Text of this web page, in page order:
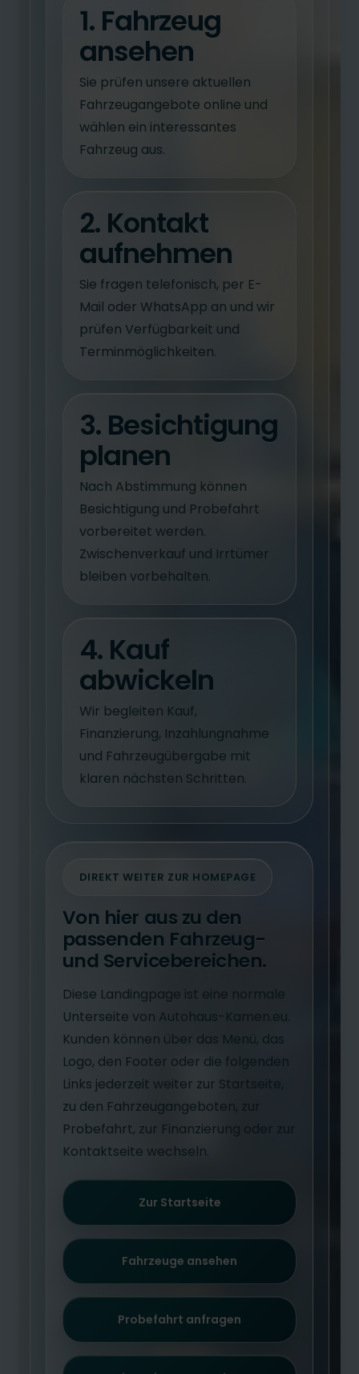
1. Fahrzeug
ansehen
Sie prüfen unsere aktuellen
Fahrzeugangebote online und
wählen ein interessantes
Fahrzeug aus.
2. Kontakt
aufnehmen
Sie fragen telefonisch, per E-
Mail oder WhatsApp an und wir
prüfen Verfügbarkeit und
Terminmöglichkeiten.
3. Besichtigung
planen
Nach Abstimmung können
Besichtigung und Probefahrt
vorbereitet werden.
Zwischenverkauf und Irrtümer
bleiben vorbehalten.
4. Kauf
abwickeln
Wir begleiten Kauf,
Finanzierung, Inzahlungnahme
und Fahrzeugübergabe mit
klaren nächsten Schritten.
DIREKT WEITER ZUR HOMEPAGE
Von hier aus zu den
passenden Fahrzeug-
und Servicebereichen.
Diese Landingpage ist eine normale
Unterseite von Autohaus-Kamen.eu.
Kunden können über das Menü, das
Logo, den Footer oder die folgenden
Links jederzeit weiter zur Startseite,
zu den Fahrzeugangeboten, zur
Probefahrt, zur Finanzierung oder zur
Kontaktseite wechseln.
Zur Startseite
Fahrzeuge ansehen
Probefahrt anfragen